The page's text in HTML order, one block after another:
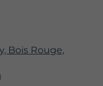
Bois Rouge,